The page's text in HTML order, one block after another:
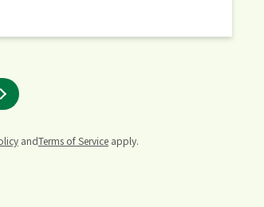
andTerms of Service apply.